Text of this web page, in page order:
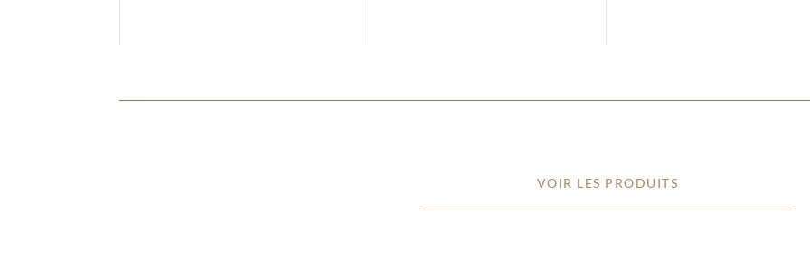
VOIR LES PRODUITS